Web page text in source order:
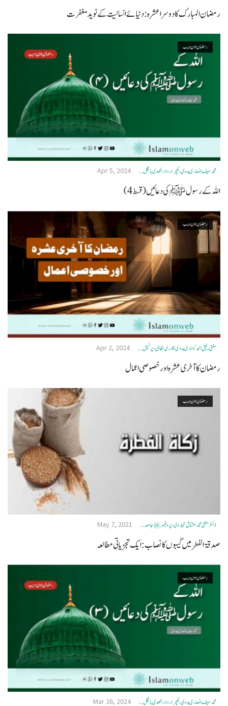
رمضان المبارک کا دوسرا عشرہ: دنیائے انسانیت کے نوید مغفرت
رمضان اون ويب
محمد سیف انصاری ہدوی، لکچرار، دار الھدی ہانگل ... Apr 5, 2024
اللہ کے رسول ﷺکی دعائیں (قسط 4)
رمضان اون ويب
مفتی رفیق احمد کولاری ہدوی قادری نظامی- پرنسپل ... Apr 2, 2024
رمضان کا آخری عشرہ اور خصوصی اعمال
رمضان اون ويب
ڈاکٹر مفتی محمد مشتاق تجاروی، پروفیسر @ جامعہ ... May 7, 2021
صدقۃ الفطرمیں گیہوں کا نصاب:ایک تجزیاتی مطالعہ
رمضان اون ويب
محمد سیف انصاری ہدوی، لکچرار، دار الھدی ہانگل ... Mar 26, 2024